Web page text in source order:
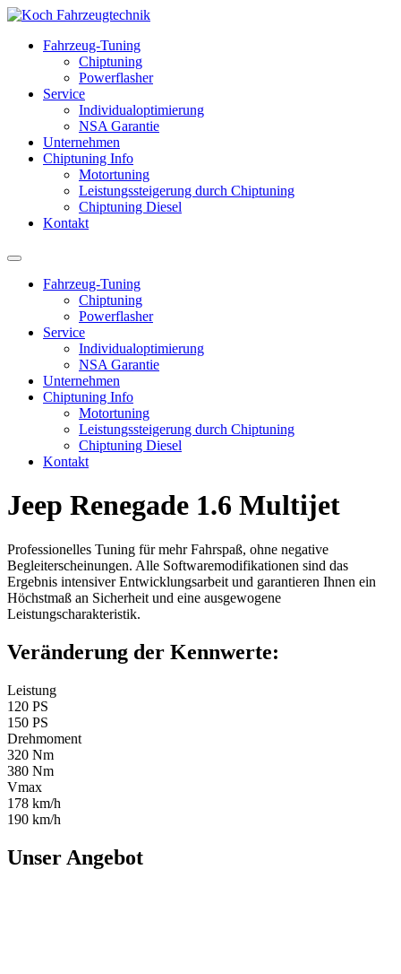
Fahrzeug-Tuning
Chiptuning
Powerflasher
Service
Individualoptimierung
NSA Garantie
Unternehmen
Chiptuning Info
Motortuning
Leistungssteigerung durch Chiptuning
Chiptuning Diesel
Kontakt
Fahrzeug-Tuning
Chiptuning
Powerflasher
Service
Individualoptimierung
NSA Garantie
Unternehmen
Chiptuning Info
Motortuning
Leistungssteigerung durch Chiptuning
Chiptuning Diesel
Kontakt
Jeep Renegade 1.6 Multijet
Professionelles Tuning für mehr Fahrspaß, ohne negative
Begleiterscheinungen. Alle Softwaremodifikationen sind das
Ergebnis intensiver Entwicklungsarbeit und garantieren Ihnen ein
Höchstmaß an Sicherheit und eine ausgewogene
Leistungscharakteristik.
Veränderung der Kennwerte:
Leistung
120 PS
150 PS
Drehmoment
320 Nm
380 Nm
Vmax
178 km/h
190 km/h
Unser Angebot